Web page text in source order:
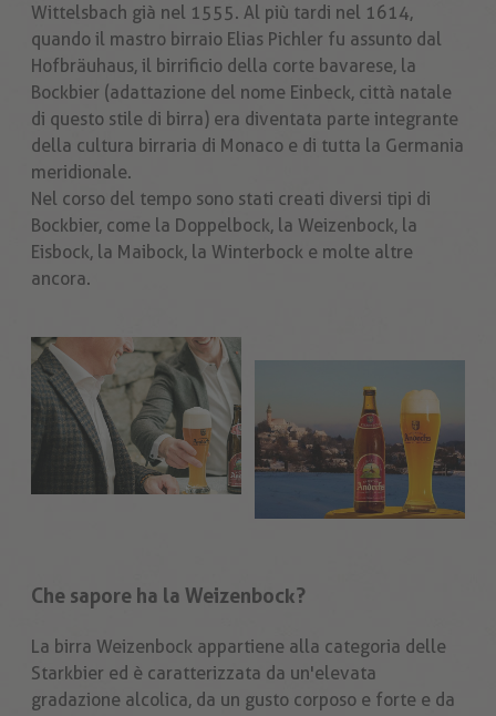
Wittelsbach già nel 1555. Al più tardi nel 1614,
quando il mastro birraio Elias Pichler fu assunto dal
Hofbräuhaus, il birrificio della corte bavarese, la
Bockbier (adattazione del nome Einbeck, città natale
di questo stile di birra) era diventata parte integrante
della cultura birraria di Monaco e di tutta la Germania
meridionale.
Nel corso del tempo sono stati creati diversi tipi di
Bockbier, come la Doppelbock, la Weizenbock, la
Eisbock, la Maibock, la Winterbock e molte altre
ancora.
Che sapore ha la Weizenbock?
La birra Weizenbock appartiene alla categoria delle
Starkbier ed è caratterizzata da un'elevata
gradazione alcolica, da un gusto corposo e forte e da